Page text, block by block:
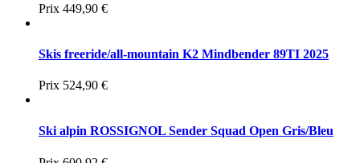
Prix 449,90 €
Skis freeride/all-mountain K2 Mindbender 89TI 2025
Prix 524,90 €
Ski alpin ROSSIGNOL Sender Squad Open Gris/Bleu